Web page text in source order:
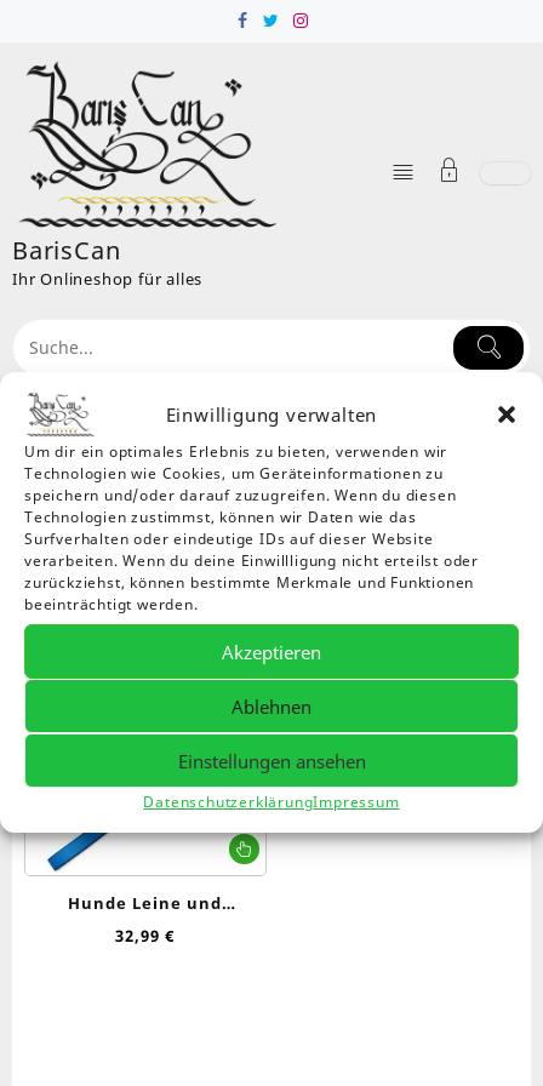
Einwilligung verwalten
Um dir ein optimales Erlebnis zu bieten, verwenden wir
Technologien wie Cookies, um Geräteinformationen zu
speichern und/oder darauf zuzugreifen. Wenn du diesen
Technologien zustimmst, können wir Daten wie das
Surfverhalten oder eindeutige IDs auf dieser Website
verarbeiten. Wenn du deine Einwillligung nicht erteilst oder
zurückziehst, können bestimmte Merkmale und Funktionen
beeinträchtigt werden.
Akzeptieren
Ablehnen
Einstellungen ansehen
DatenschutzerklärungImpressum
content
BarisCan
Ihr Onlineshop für alles
Schlagwort:Halsband und Leine
Home Produkte Halsband und Leine
Einzelnes Ergebnis wird angezeigt
Dieses
Hunde Leine und
Halsband, Blau
32,99€